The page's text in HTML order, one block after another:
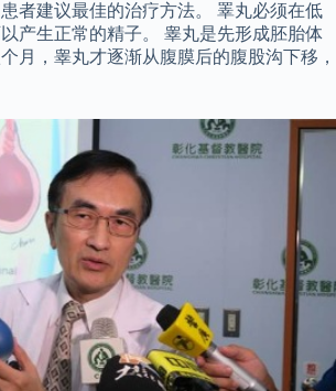
者建议最佳的治疗方法。 睪丸必须在低
产生正常的精子。 睾丸是先形成胚胎体
月，睾丸才逐渐从腹膜后的腹股沟下移，